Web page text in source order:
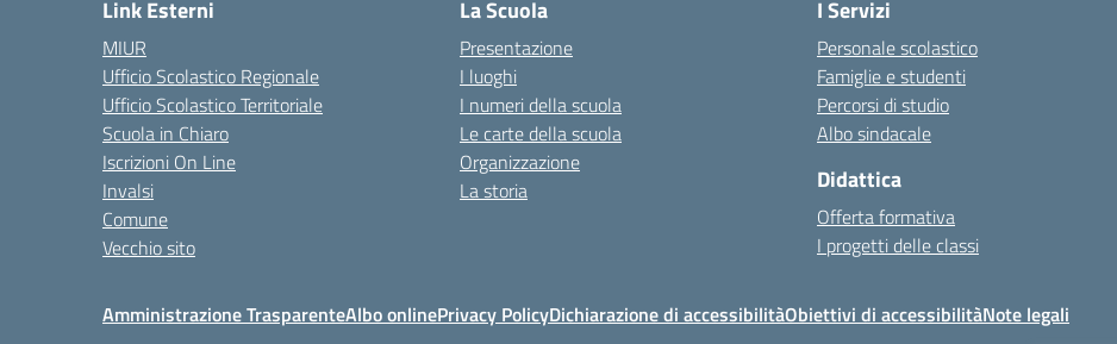
Link Esterni
MIUR
Ufficio Scolastico Regionale
Ufficio Scolastico Territoriale
Scuola in Chiaro
Iscrizioni On Line
Invalsi
Comune
Vecchio sito
La Scuola
Presentazione
I luoghi
I numeri della scuola
Le carte della scuola
Organizzazione
La storia
I Servizi
Personale scolastico
Famiglie e studenti
Percorsi di studio
Albo sindacale
Didattica
Offerta formativa
I progetti delle classi
Amministrazione TrasparenteAlbo onlinePrivacy PolicyDichiarazione di accessibilitàObiettivi di accessibilitàNote legali